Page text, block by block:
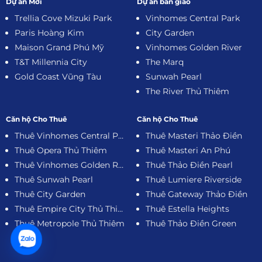
Trellia Cove Mizuki Park
Paris Hoàng Kim
Maison Grand Phú Mỹ
T&T Millennia City
Gold Coast Vũng Tàu
Vinhomes Central Park
City Garden
Vinhomes Golden River
The Marq
Sunwah Pearl
The River Thủ Thiêm
Căn hộ Cho Thuê
Thuê Vinhomes Central Park
Thuê Opera Thủ Thiêm
Thuê Vinhomes Golden River
Thuê Sunwah Pearl
Thuê City Garden
Thuê Empire City Thủ Thiêm
Thuê Metropole Thủ Thiêm
Căn hộ Cho Thuê
Thuê Masteri Thảo Điền
Thuê Masteri An Phú
Thuê Thảo Điền Pearl
Thuê Lumiere Riverside
Thuê Gateway Thảo Điền
Thuê Estella Heights
Thuê Thảo Điền Green